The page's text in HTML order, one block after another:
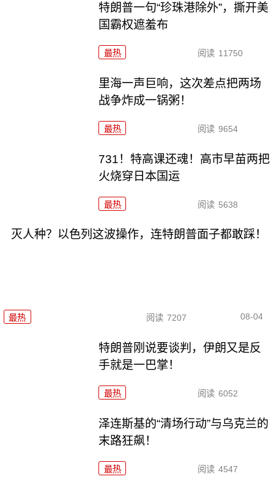
特朗普一句“珍珠港除外”，撕开美
国霸权遮羞布
最热 阅读 11750
里海一声巨响，这次差点把两场
战争炸成一锅粥！
最热 阅读 9654
731！特高课还魂！高市早苗两把
火烧穿日本国运
最热 阅读 5638
灭人种？以色列这波操作，连特朗普面子都敢踩！
最热 阅读 7207 08-04
特朗普刚说要谈判，伊朗又是反
手就是一巴掌！
最热 阅读 6052
泽连斯基的“清场行动”与乌克兰的
末路狂飙！
最热 阅读 4547